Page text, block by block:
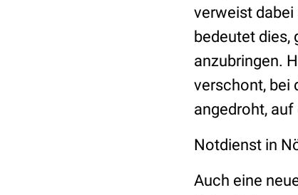
verweist dabei
bedeutet dies,
anzubringen.
verschont, bei
angedroht,
Notdienst in
Auch eine